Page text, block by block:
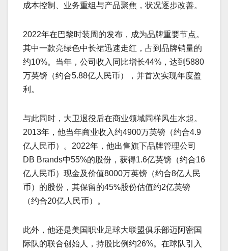
成本控制、业务重组与产品聚焦，状况逐步改善。
2022年在巴黎时装周的发布，成为品牌重要节点。
其中一款亮绿色中长裙迅速走红，占到品牌销量的
约10%。当年，公司收入同比增长44%，达到5880
万英镑（约合5.88亿人民币），并首次实现年度盈
利。
与此同时，大卫退役后在商业领域同样风生水起。
2013年，他当年商业收入约4900万英镑（约合4.9
亿人民币）。2022年，他出售旗下品牌管理公司
DB Brands中55%的股份，获得1.6亿英镑（约合16
亿人民币）现金及价值8000万英镑（约合8亿人民
币）的股份，其保留的45%股份估值约2亿英镑
（约合20亿人民币）。
此外，他还是美国职业足球大联盟俱乐部迈阿密国
际队的联合创始人，持股比例约26%。在球队引入